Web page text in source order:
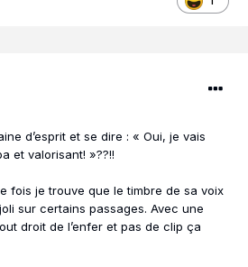
d’esprit et se dire : « Oui, je vais
et valorisant! »??!!
fois je trouve que le timbre de sa voix
sur certains passages. Avec une
droit de l’enfer et pas de clip ça